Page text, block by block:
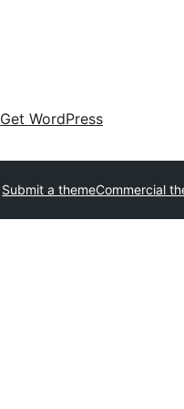
Get WordPress
Submit a themeCommercial